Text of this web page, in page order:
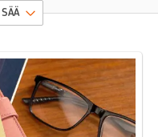
kiihdytti erityisesti
ja totutti ostoksille